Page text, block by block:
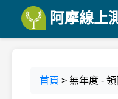
阿摩線上
首頁 > 無年度 -